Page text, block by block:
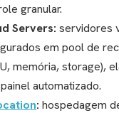
granular.
Servers: servidores
em pool de
memória, storage),
automatizado.
: hospedagem